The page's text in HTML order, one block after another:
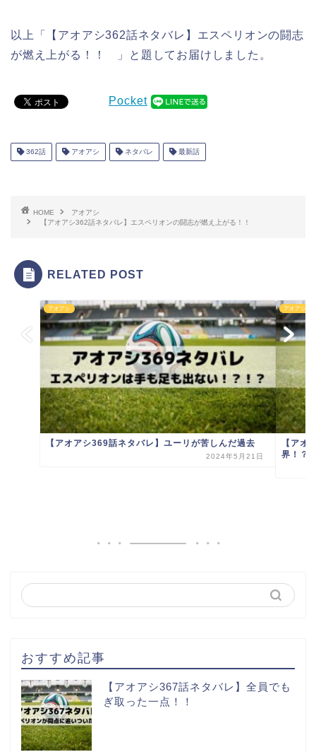
以上「【アオアシ362話ネタバレ】エスペリオンの闘志
が燃え上がる！！ 」と題してお届けしました。
Pocket
362話 アオアシ ネタバレ 最新話
HOME
アオアシ
【アオアシ362話ネタバレ】エスペリオンの闘志が燃え上がる！！
RELATED POST
アオアシ
【アオアシ369話ネタバレ】ユーリが苦しんだ過去
2024年5月21日
アオアシ
【アオ
界！？
おすすめ記事
【アオアシ367話ネタバレ】全員でも
ぎ取った一点！！